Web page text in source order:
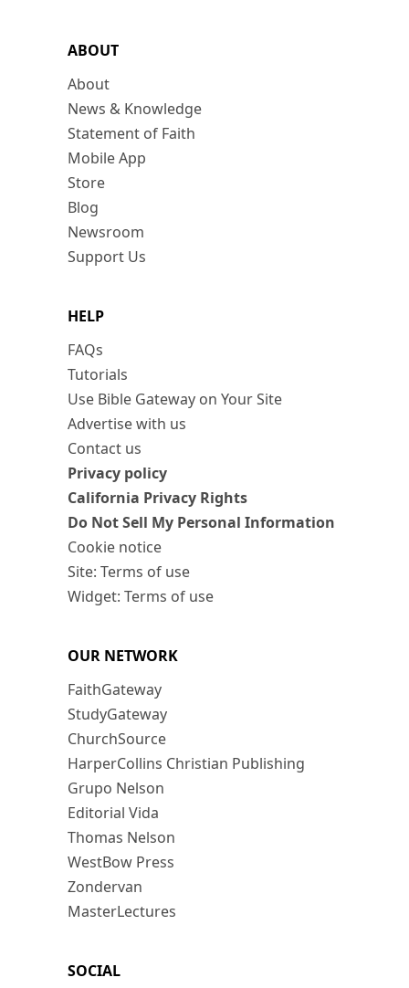
ABOUT
About
News & Knowledge
Statement of Faith
Mobile App
Store
Blog
Newsroom
Support Us
HELP
FAQs
Tutorials
Use Bible Gateway on Your Site
Advertise with us
Contact us
Privacy policy
California Privacy Rights
Do Not Sell My Personal Information
Cookie notice
Site: Terms of use
Widget: Terms of use
OUR NETWORK
FaithGateway
StudyGateway
ChurchSource
HarperCollins Christian Publishing
Grupo Nelson
Editorial Vida
Thomas Nelson
WestBow Press
Zondervan
MasterLectures
SOCIAL